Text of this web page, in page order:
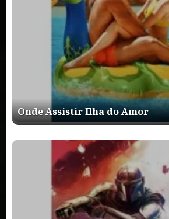
Onde Assistir Ilha do Amor